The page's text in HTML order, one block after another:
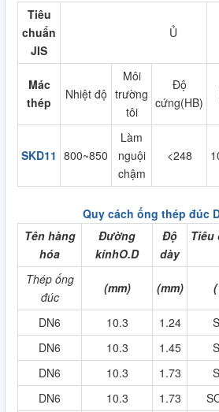
Tiêu
chuẩn
JIS
Ủ
Mác
thép
Nhiệt độ
Môi
trường
tôi
Độ
cứng(HB)
SKD11 800~850
Làm
nguội
chậm
<248
Quy cách ống thép đúc
Tên hàng
hóa
Đường
kínhO.D
Độ
dày
Tiêu
Thép ống
đúc
(mm) (mm)
DN6 10.3 1.24
DN6
10.3 1.45
DN6
10.3 1.73
DN6
10.3 1.73